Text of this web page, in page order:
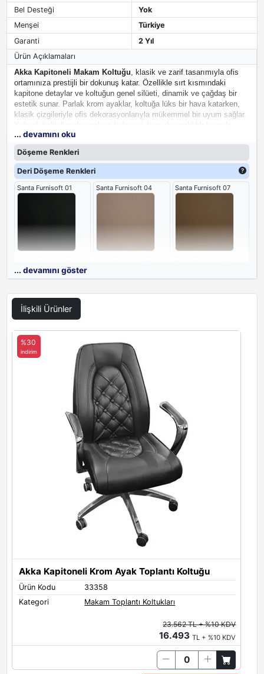
Bel Desteği
Yok
Menşei
Türkiye
Garanti
2 Yıl
Ürün Açıklamaları
Akka Kapitoneli Makam Koltuğu, klasik ve zarif tasarımıyla ofis
ortamınıza prestijli bir dokunuş katar. Özellikle sırt kısmındaki
kapitone detaylar ve koltuğun genel silüeti, dinamik ve çağdaş bir
estetik sunar. Parlak krom ayaklar, koltuğa lüks bir hava katarken,
klasik çizgileriyle ofis dekorasyonlarıyla mükemmel bir uyum sağlar.
estetik açıdan beklentileri fazlasıyla karşılar.Bu
yönetici koltuğu, sadece bir oturma birimi olmanın ötesinde,
mekanınıza modern bir sanat eseri niteliğinde değer katar.
... devamını oku
Döşeme Renkleri
Deri Döşeme Renkleri
Santa Furnisoft 01 Santa Furnisoft 04 Santa Furnisoft 07
Santa Furnisoft 16
Metal Renkleri
Metal Ayak ve Kol Renkleri
Siyah Antrasit
... devamını göster
İlişkili Ürünler
Akka Kapitoneli Krom Ayak Toplantı Koltuğu
Ürün Kodu
33358
Kategori
Makam Toplantı Koltukları
%30
indirim
23.562 TL + %10 KDV
16.493TL + %10 KDV